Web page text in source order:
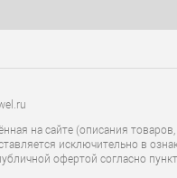
на сайте (описания
исключительно в
офертой согласно